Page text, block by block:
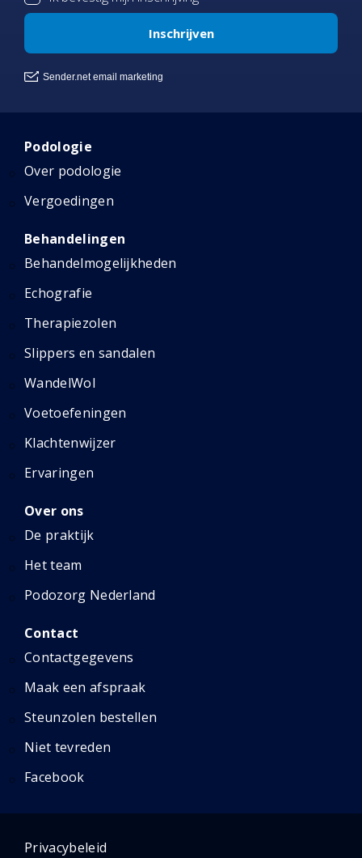
Podologie
Over podologie
Vergoedingen
Behandelingen
Behandelmogelijkheden
Echografie
Therapiezolen
Slippers en sandalen
WandelWol
Voetoefeningen
Klachtenwijzer
Ervaringen
Over ons
De praktijk
Het team
Podozorg Nederland
Contact
Contactgegevens
Maak een afspraak
Steunzolen bestellen
Niet tevreden
Facebook
Privacybeleid